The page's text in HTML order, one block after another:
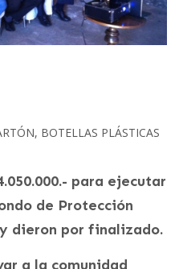
BOTELLAS PLÁSTICAS
para ejecutar
de Protección
dieron por finalizado.
a la comunidad